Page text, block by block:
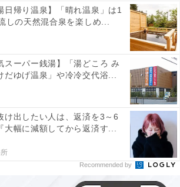
日帰り温泉】「晴れ温泉」は1
しの天然混合泉を楽しめ...
スーパー銭湯】「湯どころ み
だゆげ温泉」や冷冷交代浴...
け出したい人は、返済を3～6
大幅に減額してから返済す...
Recommended by